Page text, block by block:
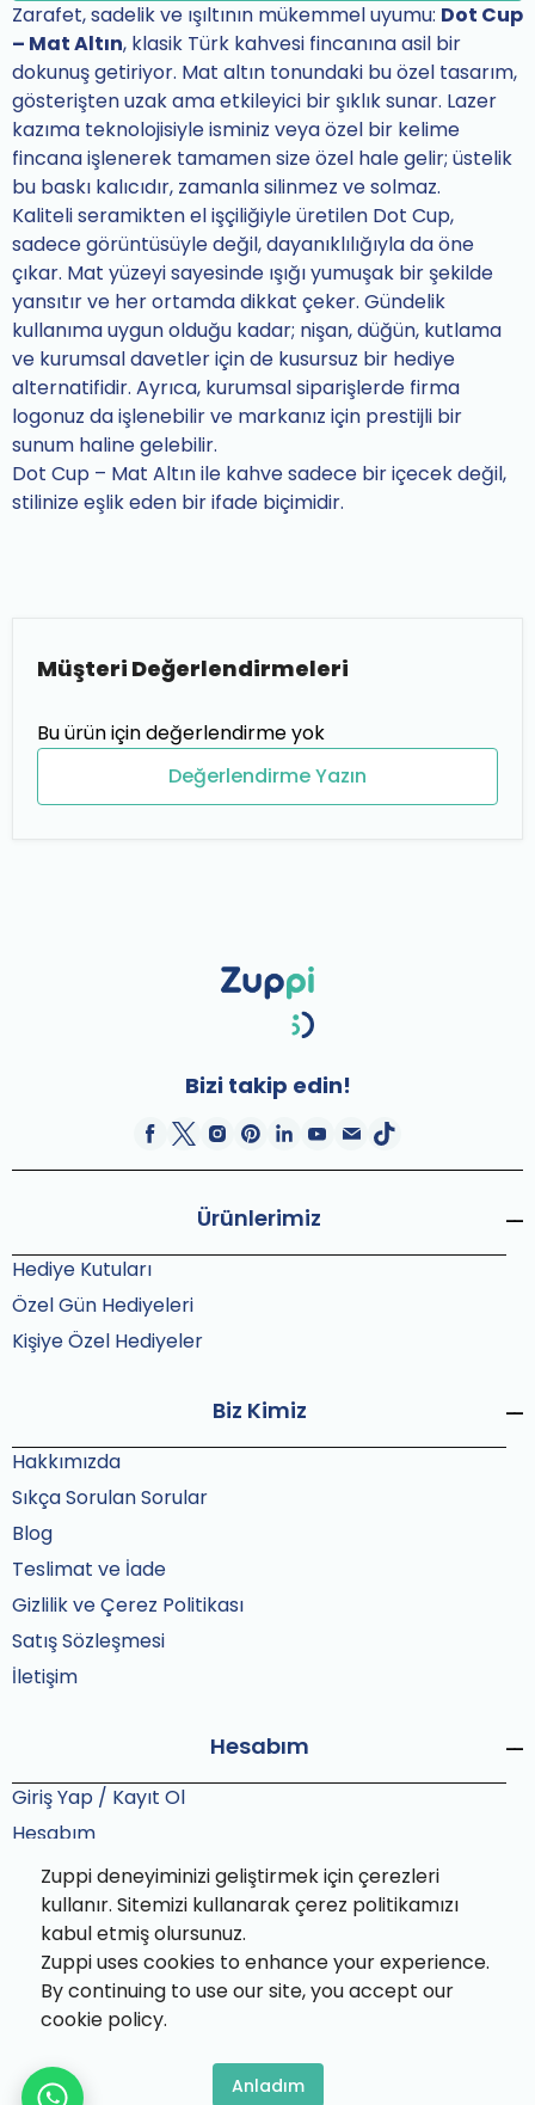
Zuppi deneyiminizi geliştirmek için çerezleri
kullanır. Sitemizi kullanarak çerez politikamızı
kabul etmiş olursunuz.
Zuppi uses cookies to enhance your experience.
By continuing to use our site, you accept our
cookie policy.
Anladım
Zarafet, sadelik ve ışıltının mükemmel uyumu: Dot Cup
– Mat Altın, klasik Türk kahvesi fincanına asil bir
dokunuş getiriyor. Mat altın tonundaki bu özel tasarım,
gösterişten uzak ama etkileyici bir şıklık sunar. Lazer
kazıma teknolojisiyle isminiz veya özel bir kelime
fincana işlenerek tamamen size özel hale gelir; üstelik
bu baskı kalıcıdır, zamanla silinmez ve solmaz.
Kaliteli seramikten el işçiliğiyle üretilen Dot Cup,
sadece görüntüsüyle değil, dayanıklılığıyla da öne
çıkar. Mat yüzeyi sayesinde ışığı yumuşak bir şekilde
yansıtır ve her ortamda dikkat çeker. Gündelik
kullanıma uygun olduğu kadar; nişan, düğün, kutlama
ve kurumsal davetler için de kusursuz bir hediye
alternatifidir. Ayrıca, kurumsal siparişlerde firma
logonuz da işlenebilir ve markanız için prestijli bir
sunum haline gelebilir.
Dot Cup – Mat Altın ile kahve sadece bir içecek değil,
stilinize eşlik eden bir ifade biçimidir.
Müşteri Değerlendirmeleri
Bu ürün için değerlendirme yok
Değerlendirme Yazın
Bizi takip edin!
Ürünlerimiz
Hediye Kutuları
Özel Gün Hediyeleri
Kişiye Özel Hediyeler
Biz Kimiz
Hakkımızda
Sıkça Sorulan Sorular
Blog
Teslimat ve İade
Gizlilik ve Çerez Politikası
Satış Sözleşmesi
İletişim
Hesabım
Giriş Yap / Kayıt Ol
Hesabım
Siparişlerim
Sipariş Takip
Zuppi© 2025 Tüm hakları saklıdır. Bu site Zuppi ekibi
tarafından özenle paketlenmiştir.